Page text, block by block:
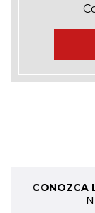
CONOZCA